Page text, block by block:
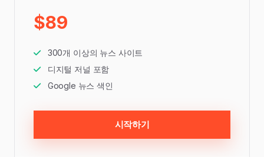
$89
300개 이상의 뉴스 사이트
디지털 저널 포함
Google 뉴스 색인
시작하기